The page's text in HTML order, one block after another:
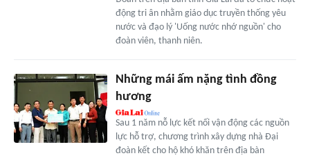
động tri ân nhằm giáo dục truyền thống yêu
nước và đạo lý 'Uống nước nhớ nguồn' cho
đoàn viên, thanh niên.
Những mái ấm nặng tình đồng
hương
Sau 1 năm nỗ lực kết nối vận động các nguồn
lực hỗ trợ, chương trình xây dựng nhà Đại
đoàn kết cho hộ khó khăn trên địa bàn